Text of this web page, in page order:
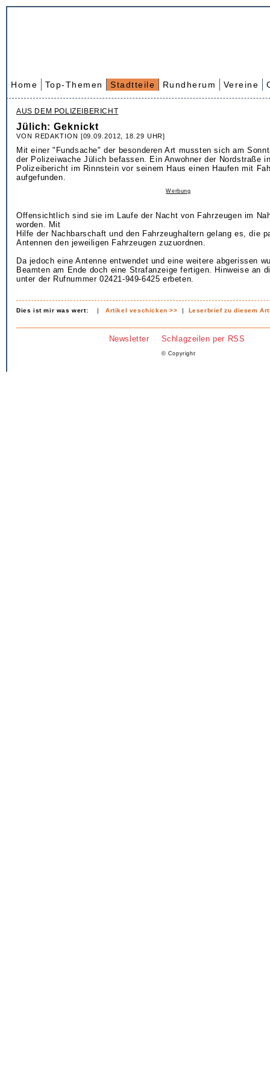
Home Top-Themen Stadtteile Rundherum Vereine
AUS DEM POLIZEIBERICHT
Jülich: Geknickt
VON REDAKTION [09.09.2012, 18.29 UHR]
Mit einer "Fundsache" der besonderen Art mussten sich am
der Polizeiwache Jülich befassen. Ein Anwohner der Nordstraße
Polizeibericht im Rinnstein vor seinem Haus einen Haufen mit
aufgefunden.
Werbung
Offensichtlich sind sie im Laufe der Nacht von Fahrzeugen im
worden. Mit
Hilfe der Nachbarschaft und den Fahrzeughaltern gelang es, die
Antennen den jeweiligen Fahrzeugen zuzuordnen.
Da jedoch eine Antenne entwendet und eine weitere abgerissen
Beamten am Ende doch eine Strafanzeige fertigen. Hinweise an
unter der Rufnummer 02421-949-6425 erbeten.
Dies ist mir was wert: |Artikel veschicken >> | Leserbrief zu diesem
Newsletter Schlagzeilen per RSS
© Copyright